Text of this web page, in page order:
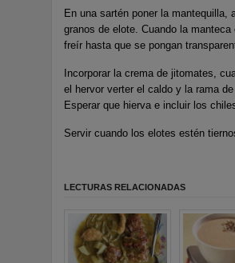
En una sartén poner la mantequilla,
granos de elote. Cuando la
freír hasta que se pongan
Incorporar la crema de jitomates,
el hervor verter el caldo y la rama
Esperar que hierva e incluir los
Servir cuando los elotes estén
LECTURAS RELACIONADAS